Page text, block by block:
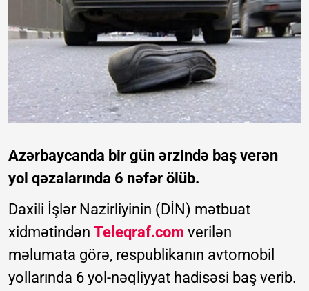
Azərbaycanda bir gün ərzində baş verən
yol qəzalarında 6 nəfər ölüb.
Daxili İşlər Nazirliyinin (DİN) mətbuat
xidmətindən Teleqraf.com verilən
məlumata görə, respublikanın avtomobil
yollarında 6 yol-nəqliyyat hadisəsi baş verib.